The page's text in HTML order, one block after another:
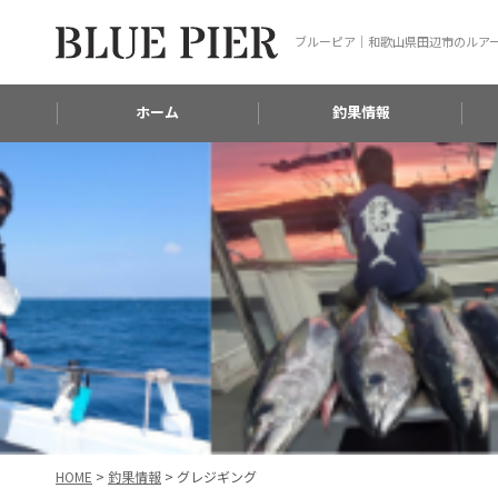
ブルーピア｜和歌山県田辺市のルア
ホーム 釣果情報
HOME > 釣果情報 > グレジギング